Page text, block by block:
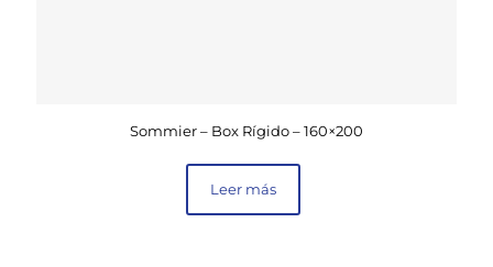
Sommier – Box Rígido – 160×200
Leer más